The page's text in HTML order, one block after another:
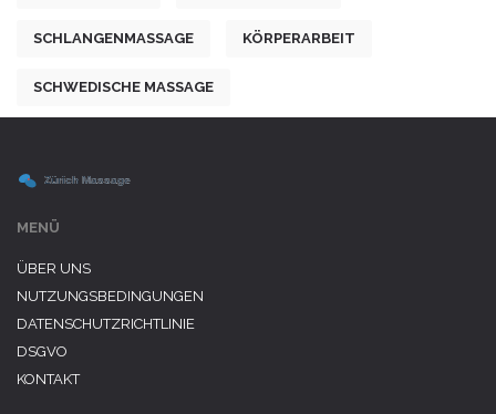
SCHLANGENMASSAGE KÖRPERARBEIT
SCHWEDISCHE MASSAGE
MENÜ
ÜBER UNS
NUTZUNGSBEDINGUNGEN
DATENSCHUTZRICHTLINIE
DSGVO
KONTAKT